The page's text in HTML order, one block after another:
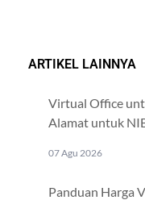
ARTIKEL LAINNYA
Virtual Office
Alamat untuk
07 Agu 2026
Panduan Harga